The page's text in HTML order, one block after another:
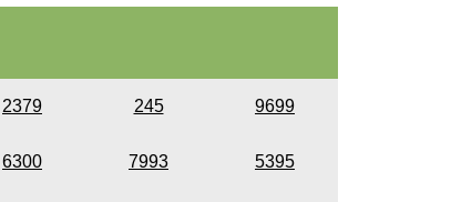
2379 245 9699
6300 7993 5395